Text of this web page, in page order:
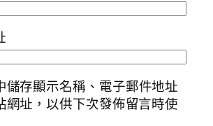
儲存顯示名稱、電子郵件地址
網址，以供下次發佈留言時使